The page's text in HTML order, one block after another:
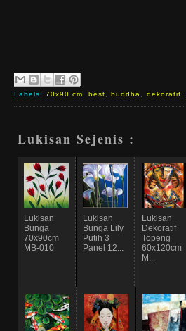
Labels:70x90 cm ,best ,buddha dekoratif
Lukisan Sejenis :
Lukisan
Bunga
70x90cm
MB-010
Lukisan
Bunga Lily
Putih 3
Panel 12...
Lukisan
Dekoratif
Topeng
60x120cm
M...